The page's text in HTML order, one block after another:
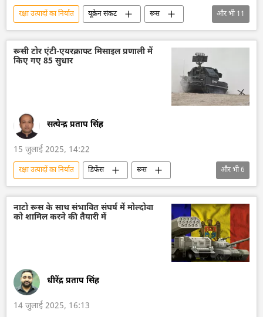
रक्षा उत्पादों का निर्यात यूक्रेन संकट
रूस
यूक्रेन
यूक्रेन की सुरक्षा सेवा (SBU)
यूक्रेन सशस्त्र बल
यूक्रेन का जवाबी हमला
मास्को
कीव
और भी11
रूसी टोर एंटी-एयरक्राफ्ट मिसाइल प्रणाली में
किए गए 85 सुधार
सत्येन्द्र प्रताप सिंह
15 जुलाई 2025, 14:22
रक्षा उत्पादों का निर्यात डिफेंस
रूस
रूस का विकास
मिसाइल विध्वंसक
बैलिस्टिक मिसाइल प्रणाली
वायु रक्षा
और भी6
नाटो रूस के साथ संभावित संघर्ष में मोल्दोवा
को शामिल करने की तैयारी में
धीरेंद्र प्रताप सिंह
14 जुलाई 2025, 16:13